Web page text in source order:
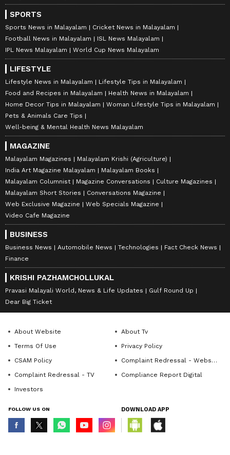
SPORTS
Sports News in Malayalam
Cricket News in Malayalam
Football News in Malayalam
ISL News Malayalam
IPL News Malayalam
World Cup News Malayalam
LIFESTYLE
Lifestyle News in Malayalam
Lifestyle Tips in Malayalam
Food and Recipes in Malayalam
Health News in Malayalam
Home Decor Tips in Malayalam
Woman Lifestyle Tips in Malayalam
Pets & Animals Care Tips
Well-being & Mental Health News Malayalam
MAGAZINE
Malayalam Magazines
Malayalam Krishi (Agriculture)
India Art Magazine Malayalam
Malayalam Books
Malayalam Columnist
Magazine Conversations
Culture Magazines
Malayalam Short Stories
Conversations Magazine
Web Exclusive Magazine
Web Specials Magazine
Video Cafe Magazine
BUSINESS
Business News Automobile News Technologies
Fact Check News
Finance
KRISHI PAZHAMCHOLLUKAL
Pravasi Malayali World, News & Life Updates
Gulf Round Up
Dear Big Ticket
About Website
About Tv
Terms Of Use
Privacy Policy
CSAM Policy
Complaint Redressal - Website
Complaint Redressal - TV
Compliance Report Digital
Investors
FOLLOW US ON DOWNLOAD APP